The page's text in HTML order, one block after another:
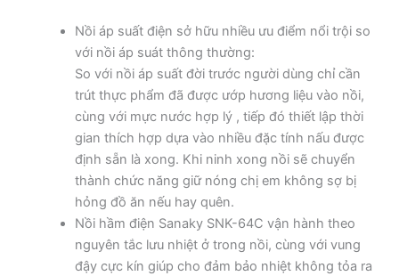
Nồi áp suất điện sở hữu nhiều ưu điểm nổi trội so
với nồi áp suát thông thường:
So với nồi áp suất đời trước người dùng chỉ cần
trút thực phẩm đã được ướp hương liệu vào nồi,
cùng với mực nước hợp lý , tiếp đó thiết lập thời
gian thích hợp dựa vào nhiều đặc tính nấu được
định sẵn là xong. Khi ninh xong nồi sẽ chuyển
thành chức năng giữ nóng chị em không sợ bị
hỏng đồ ăn nếu hay quên.
Nồi hầm điện Sanaky SNK-64C vận hành theo
nguyên tắc lưu nhiệt ở trong nồi, cùng với vung
đậy cực kín giúp cho đảm bảo nhiệt không tỏa ra